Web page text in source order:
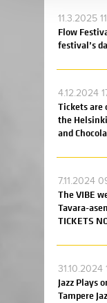
11.3.2025
Flow
festival’s
4.12.2024
Tickets are
the
and
7.11.2024
The VIBE
Tavara-
TICKETS
31.10.2024
Jazz Plays
Tampere